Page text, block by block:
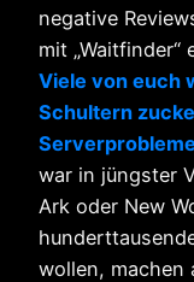
negative
mit „Waitfinder“
Viele von euch
Schultern
war in jüngster
Ark oder New
wollen, machen